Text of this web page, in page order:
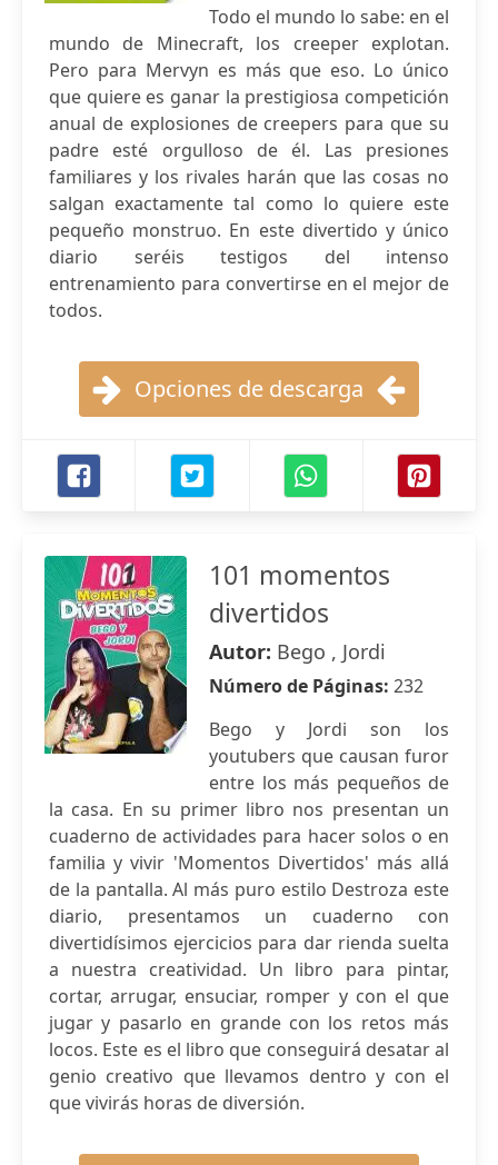
Todo el mundo lo sabe: en el
mundo de Minecraft, los creeper explotan.
Pero para Mervyn es más que eso. Lo único
que quiere es ganar la prestigiosa competición
anual de explosiones de creepers para que su
padre esté orgulloso de él. Las presiones
familiares y los rivales harán que las cosas no
salgan exactamente tal como lo quiere este
pequeño monstruo. En este divertido y único
diario seréis testigos del intenso
entrenamiento para convertirse en el mejor de
todos.
Opciones de descarga
101 momentos
divertidos
Autor: Bego , Jordi
Número de Páginas: 232
Bego y Jordi son los
youtubers que causan furor
entre los más pequeños de
la casa. En su primer libro nos presentan un
cuaderno de actividades para hacer solos o en
familia y vivir 'Momentos Divertidos' más allá
de la pantalla. Al más puro estilo Destroza este
diario, presentamos un cuaderno con
divertidísimos ejercicios para dar rienda suelta
a nuestra creatividad. Un libro para pintar,
cortar, arrugar, ensuciar, romper y con el que
jugar y pasarlo en grande con los retos más
locos. Este es el libro que conseguirá desatar al
genio creativo que llevamos dentro y con el
que vivirás horas de diversión.